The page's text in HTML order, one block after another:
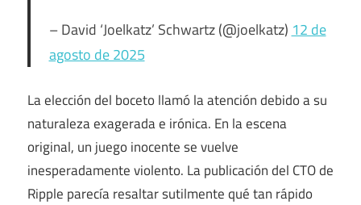
– David ‘Joelkatz’ Schwartz (@joelkatz) 12 de
agosto de 2025
La elección del boceto llamó la atención debido a su
naturaleza exagerada e irónica. En la escena
original, un juego inocente se vuelve
inesperadamente violento. La publicación del CTO de
Ripple parecía resaltar sutilmente qué tan rápido